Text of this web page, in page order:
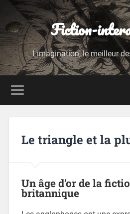
Fiction-
L'imagination, le meilleur
Le triangle et la
Un âge d’or de la
britannique